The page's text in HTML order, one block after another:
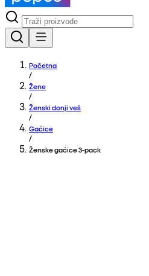
Početna
/
Žene
/
Ženski donji veš
/
Gaćice
/
Ženske gaćice 3-pack